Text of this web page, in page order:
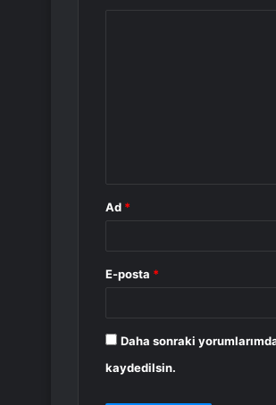
Ad *
E-posta *
Daha sonraki
kaydedilsin.